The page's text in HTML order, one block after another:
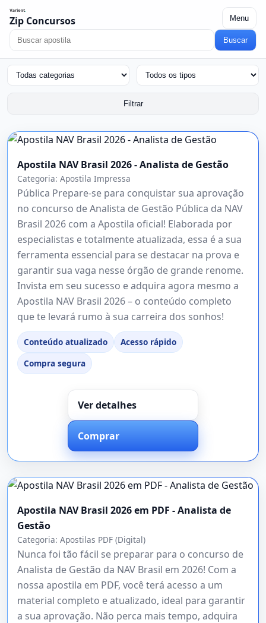
Zip Concursos Menu
Buscar
Filtrar
Apostila NAV Brasil 2026 - Analista de Gestão
Categoria: Apostila Impressa
Pública Prepare-se para conquistar sua aprovação
no concurso de Analista de Gestão Pública da NAV
Brasil 2026 com a Apostila oficial! Elaborada por
especialistas e totalmente atualizada, essa é a sua
ferramenta essencial para se destacar na prova e
garantir sua vaga nesse órgão de grande renome.
Invista em seu sucesso e adquira agora mesmo a
Apostila NAV Brasil 2026 – o conteúdo completo
que te levará rumo à sua carreira dos sonhos!
Conteúdo atualizado
Acesso rápido
Compra segura
Ver detalhes
Comprar
Apostila NAV Brasil 2026 em PDF - Analista de
Gestão
Categoria: Apostilas PDF (Digital)
Nunca foi tão fácil se preparar para o concurso de
Analista de Gestão da NAV Brasil em 2026! Com a
nossa apostila em PDF, você terá acesso a um
material completo e atualizado, ideal para garantir
a sua aprovação. Não perca mais tempo, adquira